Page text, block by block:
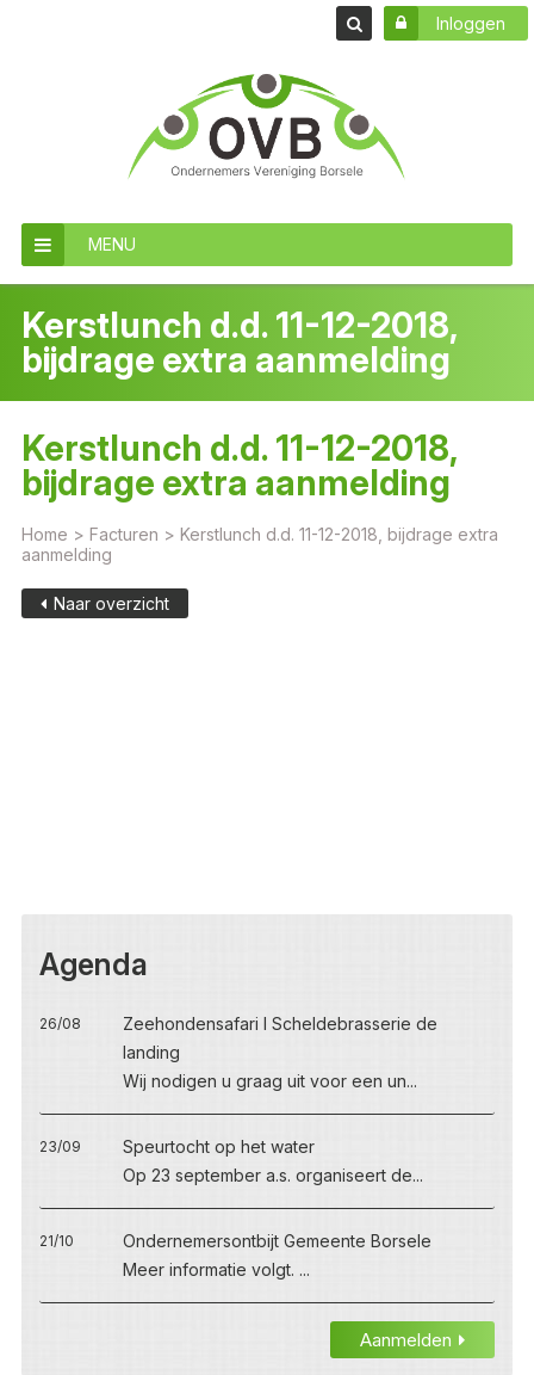
Inloggen
MENU
Kerstlunch d.d. 11-12-2018,
bijdrage extra aanmelding
Kerstlunch d.d. 11-12-2018,
bijdrage extra aanmelding
Home > Facturen > Kerstlunch d.d. 11-12-2018, bijdrage extra
aanmelding
Naar overzicht
Agenda
26/08
Zeehondensafari I Scheldebrasserie de
landing
Wij nodigen u graag uit voor een un...
23/09
Speurtocht op het water
Op 23 september a.s. organiseert de...
21/10
Ondernemersontbijt Gemeente Borsele
Meer informatie volgt. ...
Aanmelden